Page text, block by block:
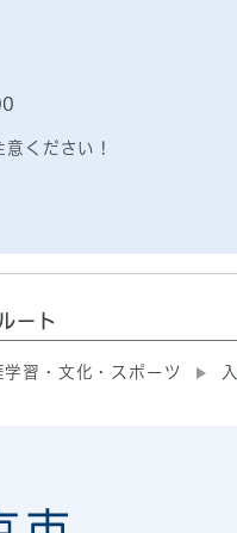
ください！
ート
習・文化・スポーツ